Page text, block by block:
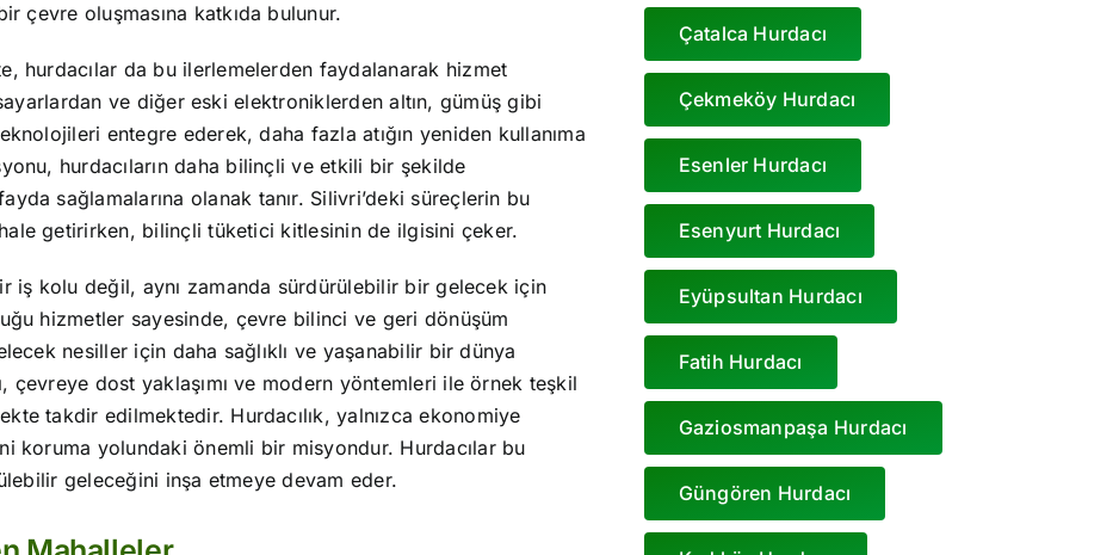
çevre oluşmasına katkıda bulunur.
hurdacılar da bu ilerlemelerden faydalanarak hizmet
ve diğer eski elektroniklerden altın, gümüş gibi
entegre ederek, daha fazla atığın yeniden kullanıma
hurdacıların daha bilinçli ve etkili bir şekilde
sağlamalarına olanak tanır. Silivri’deki süreçlerin bu
getirirken, bilinçli tüketici kitlesinin de ilgisini çeker.
iş kolu değil, aynı zamanda sürdürülebilir bir gelecek için
hizmetler sayesinde, çevre bilinci ve geri dönüşüm
nesiller için daha sağlıklı ve yaşanabilir bir dünya
çevreye dost yaklaşımı ve modern yöntemleri ile örnek teşkil
takdir edilmektedir. Hurdacılık, yalnızca ekonomiye
koruma yolundaki önemli bir misyondur. Hurdacılar bu
geleceğini inşa etmeye devam eder.
Çatalca Hurdacı
Çekmeköy Hurdacı
Esenler Hurdacı
Esenyurt Hurdacı
Eyüpsultan Hurdacı
Fatih Hurdacı
Gaziosmanpaşa Hurdacı
Güngören Hurdacı